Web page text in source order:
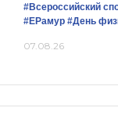
#Всероссийский
#ЕРамур #День
07.08.26